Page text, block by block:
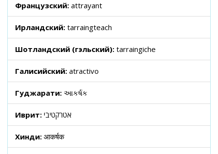
Французский: attrayant
Ирландский: tarraingteach
Шотландский (гэльский): tarraingiche
Галисийский: atractivo
Гуджарати: આકર્ષક
Иврит: אטרקטיבי
Хинди: आकर्षक